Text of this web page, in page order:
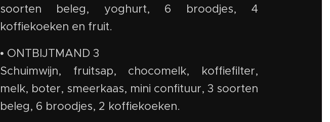
soorten beleg, yoghurt, 6 broodjes, 4
koffiekoeken en fruit.
• ONTBIJTMAND 3
Schuimwijn, fruitsap, chocomelk, koffiefilter,
melk, boter, smeerkaas, mini confituur, 3 soorten
beleg, 6 broodjes, 2 koffiekoeken.